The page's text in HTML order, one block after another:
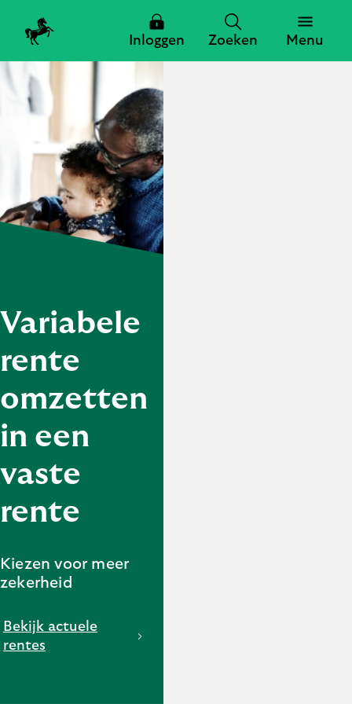
Inloggen Zoeken Menu
Zoeken
Zoeken
Variabele
rente
omzetten
in een
vaste
rente
Kiezen voor meer
zekerheid
Bekijk actuele
rentes